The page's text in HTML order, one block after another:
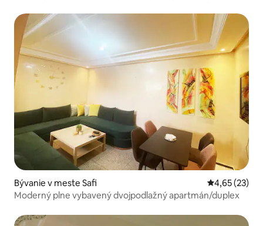
Bývanie v meste Safi Priemerné
4,65 (23)
Moderný plne vybavený dvojpodlažný apartmán/duplex